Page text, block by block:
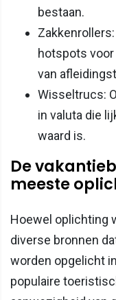
bestaan.
hotspots
van
Wisseltrucs:
in valuta die
waard is.
De
meeste
Hoewel oplichting
diverse bronnen
worden opgelicht
populaire